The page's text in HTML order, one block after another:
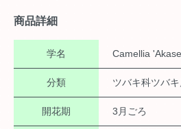
商品詳細
学名 Camellia
分類 ツバキ科ツバキ
開花期 3月ごろ